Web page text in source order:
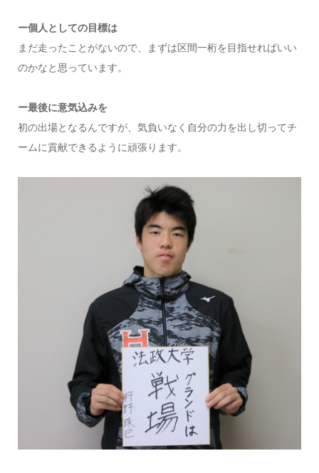
ー個人としての目標は
まだ走ったことがないので、まずは区間一桁を目指せればいい
のかなと思っています。
ー最後に意気込みを
初の出場となるんですが、気負いなく自分の力を出し切ってチ
ームに貢献できるように頑張ります。